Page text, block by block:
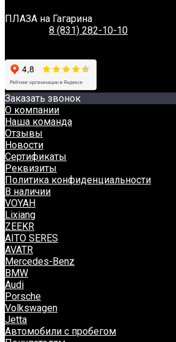
ПЛАЗА на Гагарина
8 (831) 282-10-10
Заказать звонок
О компании
Наша команда
Отзывы
Новости
Сертификаты
Реквизиты
Политика конфиденциальности
В наличии
VOYAH
Lixiang
ZEEKR
AITO SERES
AVATR
Mercedes-Benz
BMW
Audi
Porsche
Volkswagen
Jetta
Автомобили с пробегом